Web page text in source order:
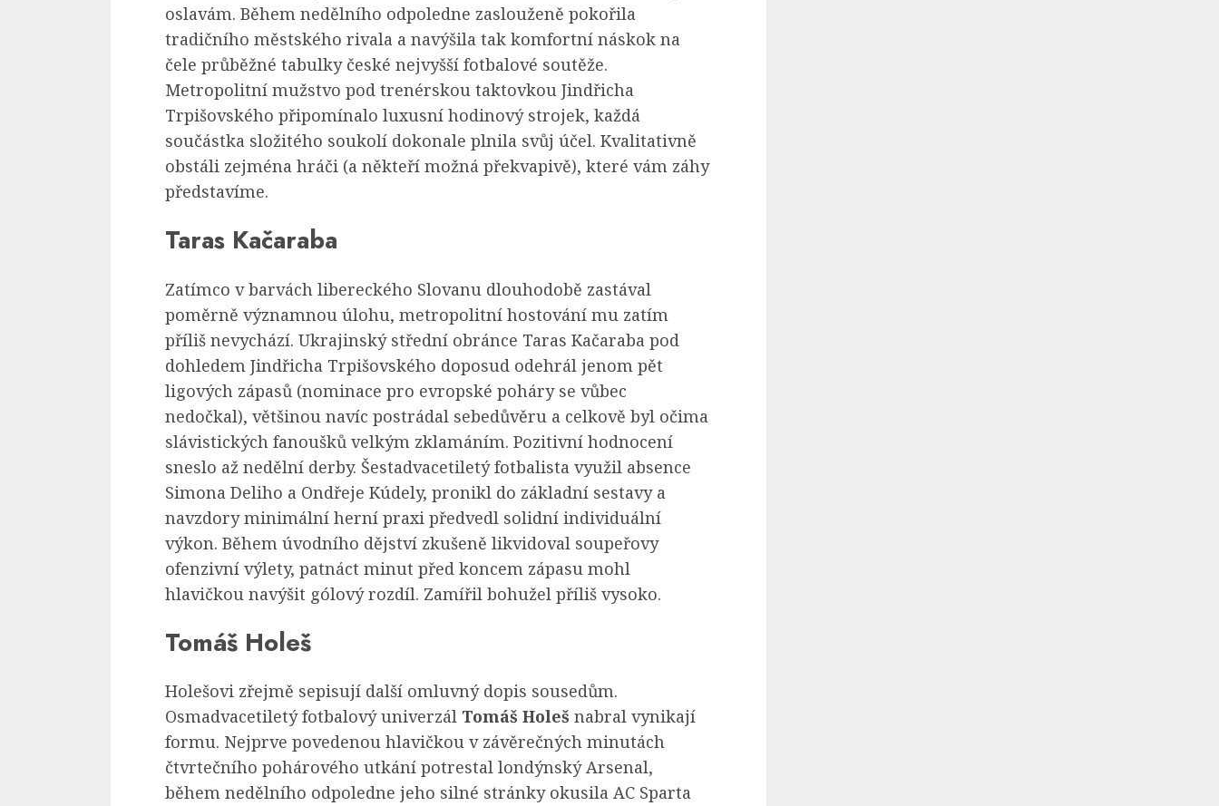
oslavám. Během nedělního odpoledne zaslouženě pokořila
tradičního městského rivala a navýšila tak komfortní náskok na
čele průběžné tabulky české nejvyšší fotbalové soutěže.
Metropolitní mužstvo pod trenérskou taktovkou Jindřicha
Trpišovského připomínalo luxusní hodinový strojek, každá
součástka složitého soukolí dokonale plnila svůj účel. Kvalitativně
obstáli zejména hráči (a někteří možná překvapivě), které vám záhy
představíme.
Taras Kačaraba
Zatímco v barvách libereckého Slovanu dlouhodobě zastával
poměrně významnou úlohu, metropolitní hostování mu zatím
příliš nevychází. Ukrajinský střední obránce Taras Kačaraba pod
dohledem Jindřicha Trpišovského doposud odehrál jenom pět
ligových zápasů (nominace pro evropské poháry se vůbec
nedočkal), většinou navíc postrádal sebedůvěru a celkově byl očima
slávistických fanoušků velkým zklamáním. Pozitivní hodnocení
sneslo až nedělní derby. Šestadvacetiletý fotbalista využil absence
Simona Deliho a Ondřeje Kúdely, pronikl do základní sestavy a
navzdory minimální herní praxi předvedl solidní individuální
výkon. Během úvodního dějství zkušeně likvidoval soupeřovy
ofenzivní výlety, patnáct minut před koncem zápasu mohl
hlavičkou navýšit gólový rozdíl. Zamířil bohužel příliš vysoko.
Tomáš Holeš
Holešovi zřejmě sepisují další omluvný dopis sousedům.
Osmadvacetiletý fotbalový univerzál Tomáš Holeš nabral vynikají
formu. Nejprve povedenou hlavičkou v závěrečných minutách
čtvrtečního pohárového utkání potrestal londýnský Arsenal,
během nedělního odpoledne jeho silné stránky okusila AC Sparta